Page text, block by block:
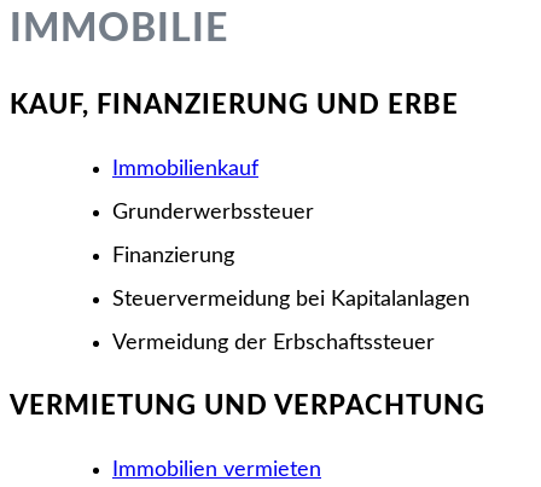
IMMOBILIE
KAUF, FINANZIERUNG UND ERBE
Immobilienkauf
Grunderwerbssteuer
Finanzierung
Steuervermeidung bei Kapitalanlagen
Vermeidung der Erbschaftssteuer
VERMIETUNG UND VERPACHTUNG
Immobilien vermieten